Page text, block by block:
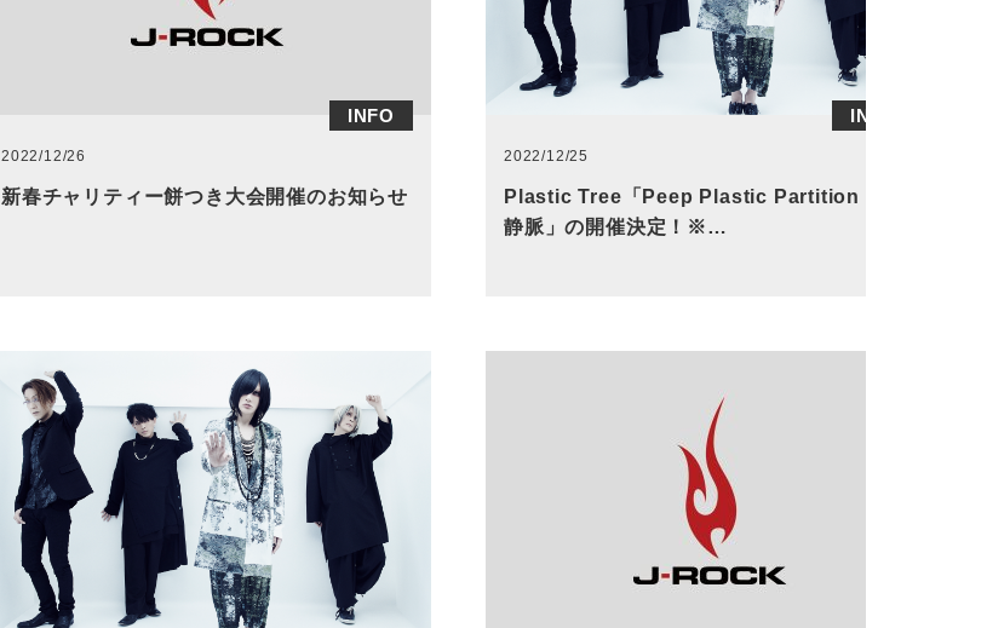
INFO
2022/12/26
新春チャリティー餅つき大会開催のお知らせ
INFO
2022/12/25
Plastic Tree「Peep Plastic Partition #21
静脈」の開催決定！※…